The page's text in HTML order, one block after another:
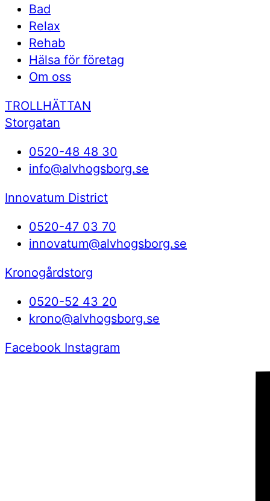
Bad
Relax
Rehab
Hälsa för företag
Om oss
TROLLHÄTTAN
Storgatan
0520-48 48 30
info@alvhogsborg.se
Innovatum District
0520-47 03 70
innovatum@alvhogsborg.se
Kronogårdstorg
0520-52 43 20
krono@alvhogsborg.se
Facebook Instagram